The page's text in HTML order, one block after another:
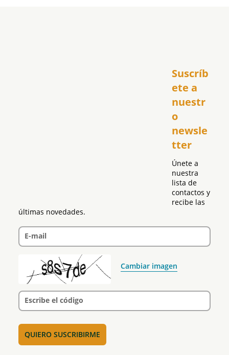
Suscríb
ete a
nuestr
o
newsle
tter
Únete a
nuestra
lista de
contactos y
recibe las
últimas novedades.
E-mail
Cambiar imagen
Escribe el código